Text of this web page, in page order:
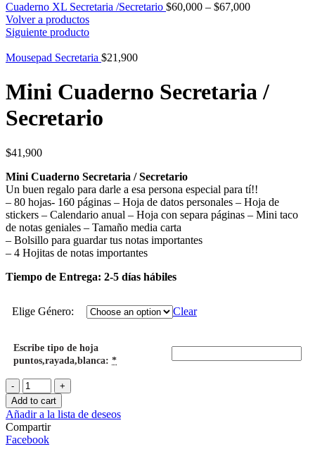
Cuaderno XL Secretaria /Secretario $60,000 – $67,000
Volver a productos
Siguiente producto
Mousepad Secretaria $21,900
Mini Cuaderno Secretaria /
Secretario
$41,900
Mini Cuaderno Secretaria / Secretario
Un buen regalo para darle a esa persona especial para tí!!
– 80 hojas- 160 páginas – Hoja de datos personales – Hoja de
stickers – Calendario anual – Hoja con separa páginas – Mini taco
de notas geniales – Tamaño media carta
– Bolsillo para guardar tus notas importantes
– 4 Hojitas de notas importantes
Tiempo de Entrega: 2-5 días hábiles
Elige Género: Clear
Escribe tipo de hoja
puntos,rayada,blanca: *
Mini
Cuaderno
Secretaria
/
Secretario
quantity
Add to cart
Añadir a la lista de deseos
Compartir
Facebook